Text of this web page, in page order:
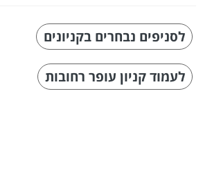
לסניפים נבחרים בקניונים
לעמוד קניון עופר רחובות